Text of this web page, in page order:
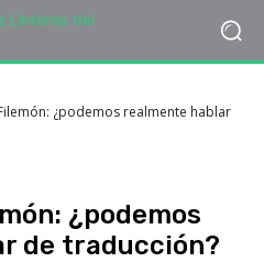
¿podemos realmente hablar
¿podemos
de traducción?